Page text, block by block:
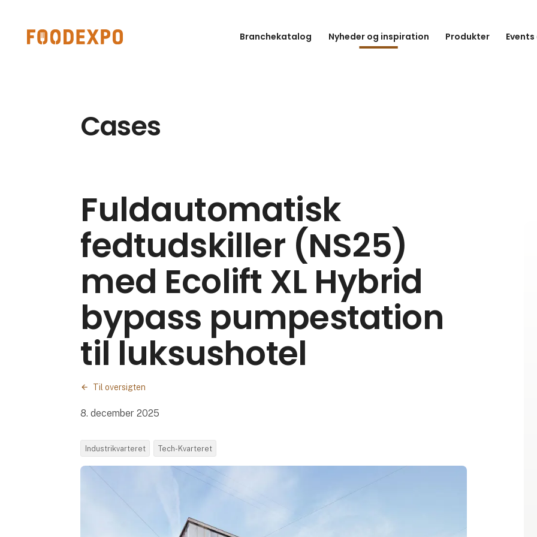
Branchekatalog Nyheder og inspiration Produkter
Cases
Fuldautomatisk
fedtudskiller (NS25)
med Ecolift XL Hybrid
bypass pumpestation
til luksushotel
Til oversigten
8. december 2025
Industrikvarteret Tech-Kvarteret